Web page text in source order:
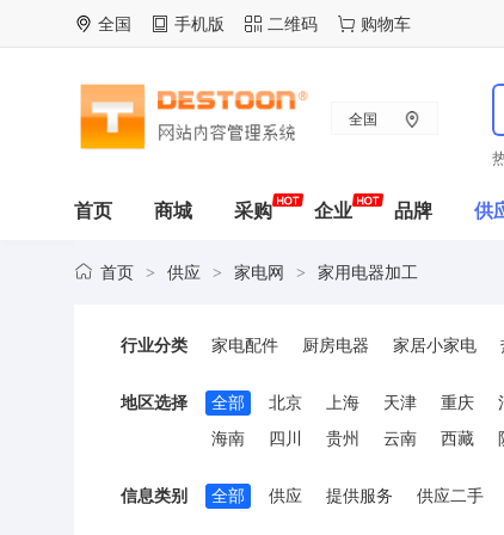
全国 手机版 二维码 购物车
全国
首页 商城 采购 企业 品牌 供
首页 > 供应 > 家电网 > 家用电器加工
行业分类 家电配件 厨房电器 家居小家电
电风扇配件
炉具配件 消费类电子
家用电器产品代理加盟
库存家用电器
地区选择 全部 北京 上海 天津 重庆
海南
四川 贵州 云南 西藏
信息类别 全部 供应 提供服务 供应二手